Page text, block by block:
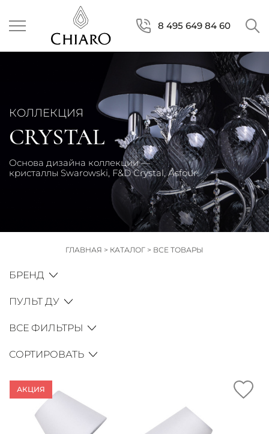
8 495 649 84 60
КОЛЛЕКЦИЯ
CRYSTAL
Основа дизайна коллекции —
кристаллы Swarowski, F&D Crystal, Asfour.
ГЛАВНАЯ > КАТАЛОГ > ВСЕ ТОВАРЫ
БРЕНД
ПУЛЬТ ДУ
ВСЕ ФИЛЬТРЫ
СОРТИРОВАТЬ
АКЦИЯ